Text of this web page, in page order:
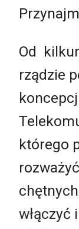
Od
rządzie
którego
włączyć